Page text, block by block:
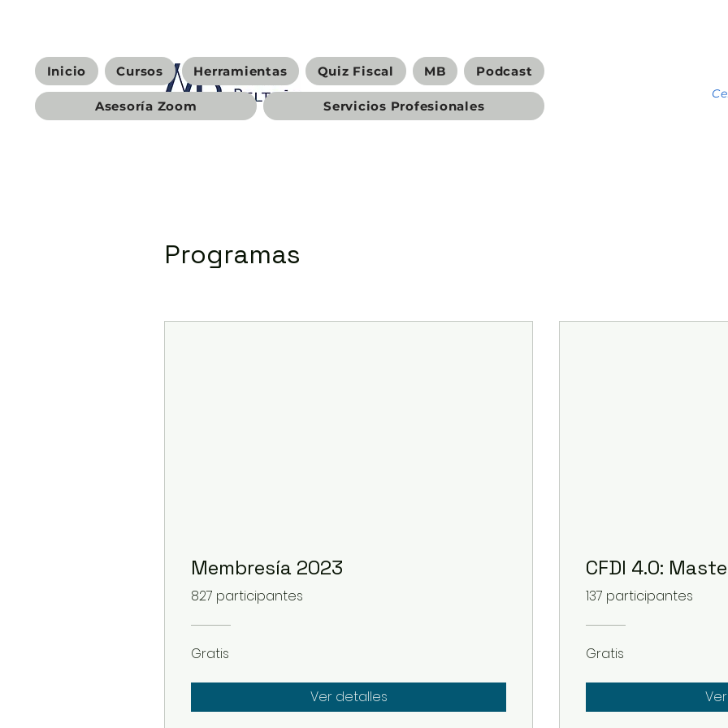
Inicio Cursos Herramientas Quiz Fiscal MB Podcast
Asesoría Zoom Servicios Profesionales
Programas
Membresía 2023
827 participantes
Gratis
Ver detalles
CFDI 4.0:
137 participantes
Gratis